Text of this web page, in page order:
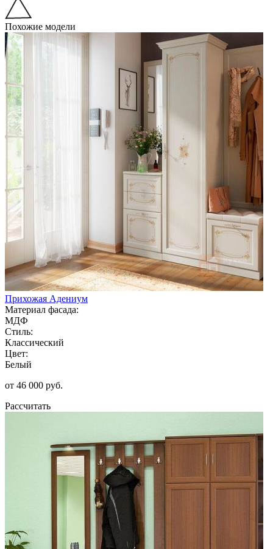
Похожие модели
Прихожая Адениум
Материал фасада:
МДФ
Стиль:
Классический
Цвет:
Белый
от 46 000 руб.
Рассчитать